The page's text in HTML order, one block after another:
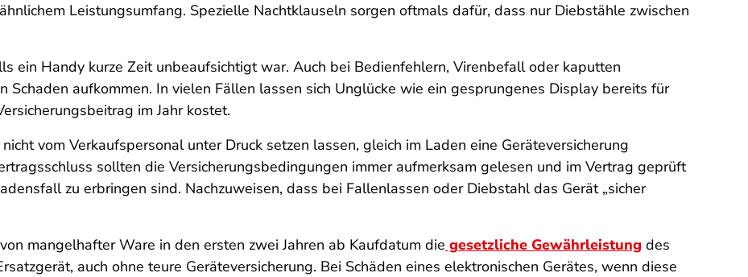
Leistungsumfang. Spezielle Nachtklauseln sorgen oftmals dafür, dass nur Diebstähle zwischen
ein Handy kurze Zeit unbeaufsichtigt war. Auch bei Bedienfehlern, Virenbefall oder kaputten
Schaden aufkommen. In vielen Fällen lassen sich Unglücke wie ein gesprungenes Display bereits für
im Jahr kostet.
vom Verkaufspersonal unter Druck setzen lassen, gleich im Laden eine Geräteversicherung
sollten die Versicherungsbedingungen immer aufmerksam gelesen und im Vertrag geprüft
zu erbringen sind. Nachzuweisen, dass bei Fallenlassen oder Diebstahl das Gerät „sicher
mangelhafter Ware in den ersten zwei Jahren ab Kaufdatum die gesetzliche Gewährleistung des
auch ohne teure Geräteversicherung. Bei Schäden eines elektronischen Gerätes, wenn diese